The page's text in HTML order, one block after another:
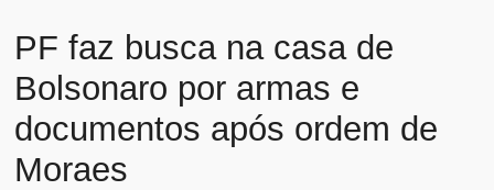
PF faz busca na casa de
Bolsonaro por armas e
documentos após ordem de
Moraes